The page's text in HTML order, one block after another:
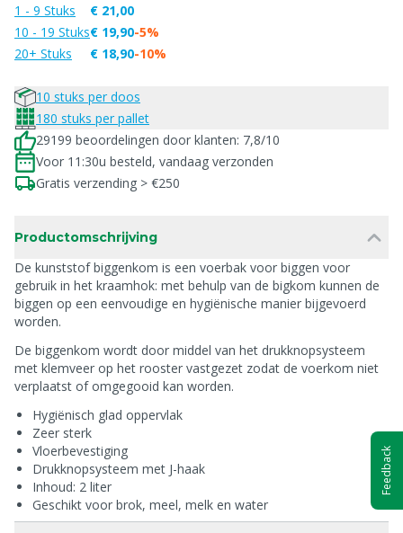
1 - 9 Stuks
10 - 19 Stuks
20+ Stuks
€ 21,00
€ 19,90
€ 18,90
-5%
-10%
10 stuks per doos
180 stuks per pallet
29199 beoordelingen door klanten: 7,8/10
Voor 11:30u besteld, vandaag verzonden
Gratis verzending > €250
Productomschrijving
De kunststof biggenkom is een voerbak voor biggen voor
gebruik in het kraamhok: met behulp van de bigkom kunnen de
biggen op een eenvoudige en hygiënische manier bijgevoerd
worden.
De biggenkom wordt door middel van het drukknopsysteem
met klemveer op het rooster vastgezet zodat de voerkom niet
verplaatst of omgegooid kan worden.
Hygiënisch glad oppervlak
Zeer sterk
Vloerbevestiging
Drukknopsysteem met J-haak
Inhoud: 2 liter
Geschikt voor brok, meel, melk en water
Feedback